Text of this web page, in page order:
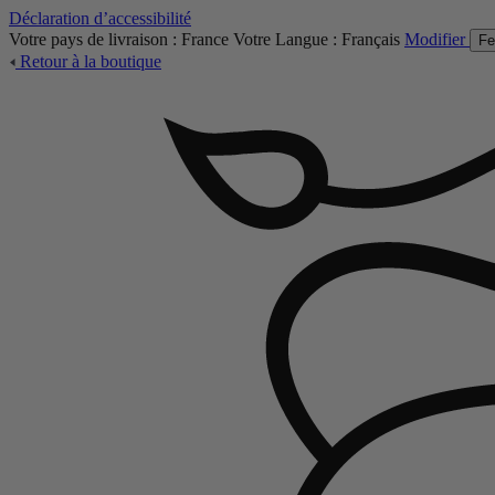
Déclaration d’accessibilité
Votre pays de livraison : France Votre Langue : Français Modifier
Retour à la boutique